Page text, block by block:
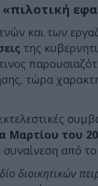
«πιλοτική
και των
της
τώρα
Μαρτίου του
από
διοικητικών